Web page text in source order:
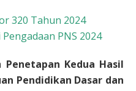
320 Tahun 2024
PNS 2024
Penetapan Kedua Hasil
Pendidikan Dasar dan